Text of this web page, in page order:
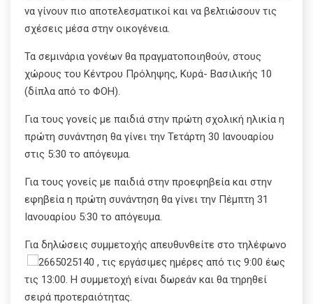
να γίνουν πιο αποτελεσματικοί και να βελτιώσουν τις
σχέσεις μέσα στην οικογένεια.
Τα σεμινάρια γονέων θα πραγματοποιηθούν, στους
χώρους του Κέντρου Πρόληψης, Κυρά- Βασιλικής 10
(δίπλα από το ΦΟΗ).
Για τους γονείς με παιδιά στην πρώτη σχολική ηλικία η
πρώτη συνάντηση θα γίνει την Τετάρτη 30 Ιανουαρίου
στις 5:30 το απόγευμα.
Για τους γονείς με παιδιά στην προεφηβεία και στην
εφηβεία η πρώτη συνάντηση θα γίνει την Πέμπτη 31
Ιανουαρίου 5:30 το απόγευμα.
Για δηλώσεις συμμετοχής απευθυνθείτε στο τηλέφωνο
2665025140 , τις εργάσιμες ημέρες από τις 9:00 έως
τις 13:00. Η συμμετοχή είναι δωρεάν και θα τηρηθεί
σειρά προτεραιότητας.